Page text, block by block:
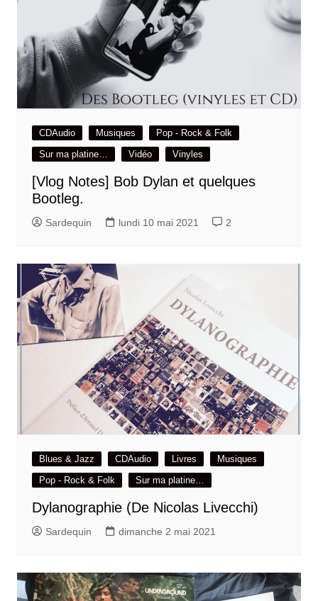
CDAudio Musiques
Pop - Rock & Folk
Sur ma platine…
Vidéo Vinyles
[Vlog Notes] Bob Dylan et quelques
Bootleg.
Sardequin lundi 10 mai 2021 2
Blues & Jazz CDAudio Livres
Musiques
Pop - Rock & Folk
Sur ma platine…
Dylanographie (De Nicolas Livecchi)
Sardequin dimanche 2 mai 2021